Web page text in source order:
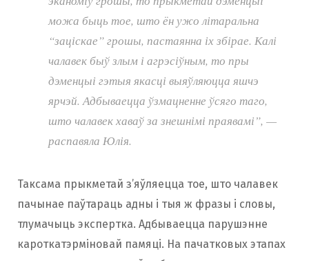
можа быць тое, што ён ужо літаральна
“заціскае” грошы, пастаянна іх збірае. Калі
чалавек быў злым і агрэсіўным, то пры
дэменцыі гэтыя якасці выяўляюцца яшчэ
ярчэй. Адбываецца ўзмацненне ўсяго таго,
што чалавек хаваў за знешнімі праявамі”, —
распавяла Юлія.
Таксама прыкметай з’яўляецца тое, што чалавек
пачынае паўтараць адны і тыя ж фразы і словы,
тлумачыць экспертка. Адбываецца парушэнне
кароткатэрміновай памяці. На пачатковых этапах